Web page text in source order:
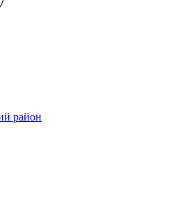
район